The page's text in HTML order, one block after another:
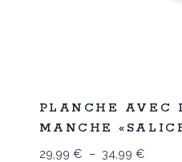
-
33
PLANCHE AVEC
MANCHE
29,99 € – 34,99 €Plage